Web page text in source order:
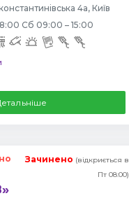
4а, Київ
Сб 09:00 – 15:00
Зачинено (відкриється в
Пт 08:00)